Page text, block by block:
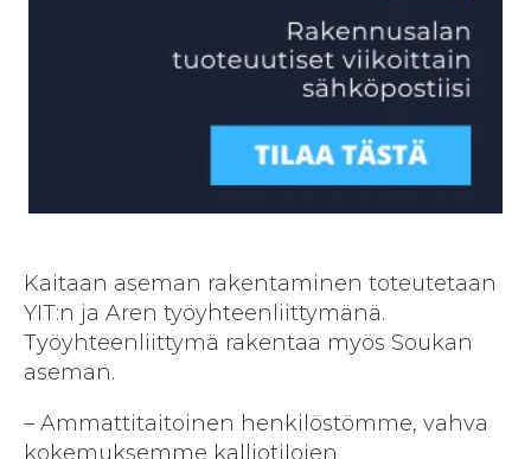
Kaitaan aseman rakentaminen toteutetaan
YIT:n ja Aren työyhteenliittymänä.
Työyhteenliittymä rakentaa myös Soukan
aseman.
– Ammattitaitoinen henkilöstömme, vahva
kokemuksemme kalliotilojen